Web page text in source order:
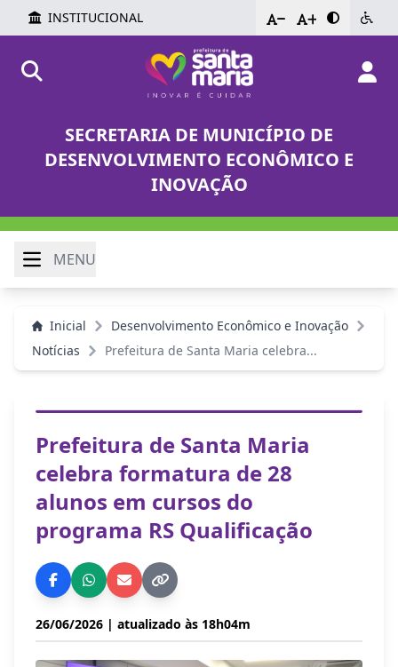
INSTITUCIONAL - +
SECRETARIA DE MUNICÍPIO DE
DESENVOLVIMENTO ECONÔMICO E
INOVAÇÃO
MENU
Inicial
Desenvolvimento Econômico e Inovação
Notícias
Prefeitura de Santa Maria celebra...
Prefeitura de Santa Maria
celebra formatura de 28
alunos em cursos do
programa RS Qualificação
26/06/2026 | atualizado às 18h04m